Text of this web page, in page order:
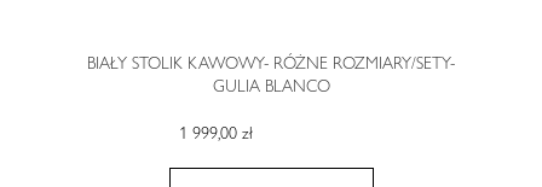
BIAŁY STOLIK KAWOWY- RÓŻNE ROZMIARY/SETY-
GULIA BLANCO
1 999,00 zł